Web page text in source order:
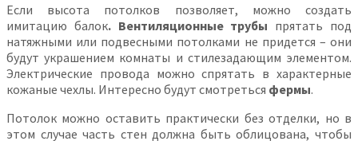
Если высота потолков позволяет, можно создать
имитацию балок. Вентиляционные трубы прятать под
натяжными или подвесными потолками не придется – они
будут украшением комнаты и стилезадающим элементом.
Электрические провода можно спрятать в характерные
кожаные чехлы. Интересно будут смотреться фермы.
Потолок можно оставить практически без отделки, но в
этом случае часть стен должна быть облицована, чтобы